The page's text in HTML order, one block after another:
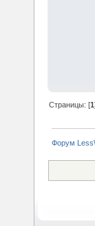
Страницы: [1
Форум